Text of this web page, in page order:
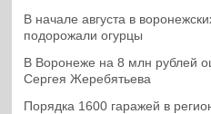
В начале августа в
подорожали огурцы
В Воронеже на 8 млн рублей
Сергея Жеребятьева
Порядка 1600 гаражей в